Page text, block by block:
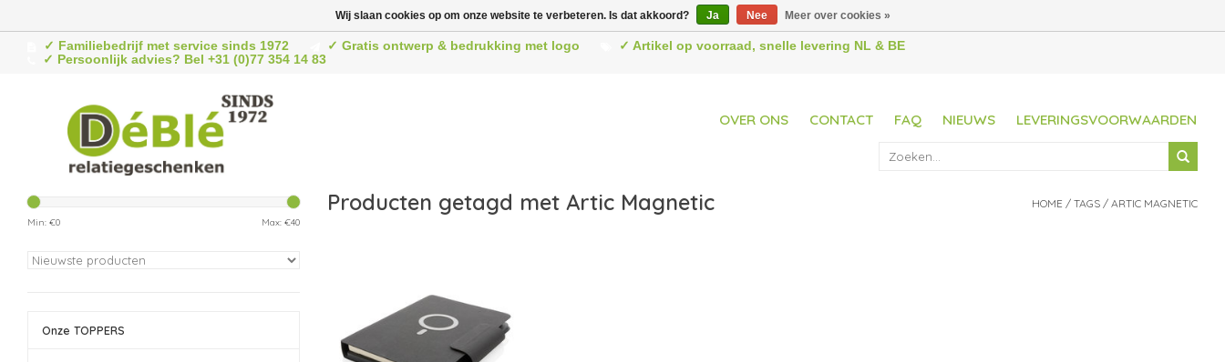
✓ Familiebedrijf met service sinds 1972 ✓ Gratis ontwerp & bedrukking met logo
✓ Artikel op voorraad, snelle levering NL & BE
✓ Persoonlijk advies? Bel +31 (0)77 354 14 83
OVER ONS CONTACT FAQ NIEUWS LEVERINGSVOORWAARDEN
Min: €0 Max: €40
Onze TOPPERS
Producten getagd met Artic Magnetic HOME / TAGS / ARTIC MAGNETIC
Wij slaan cookies op om onze website te verbeteren. Is dat akkoord? Ja Nee Meer over cookies »